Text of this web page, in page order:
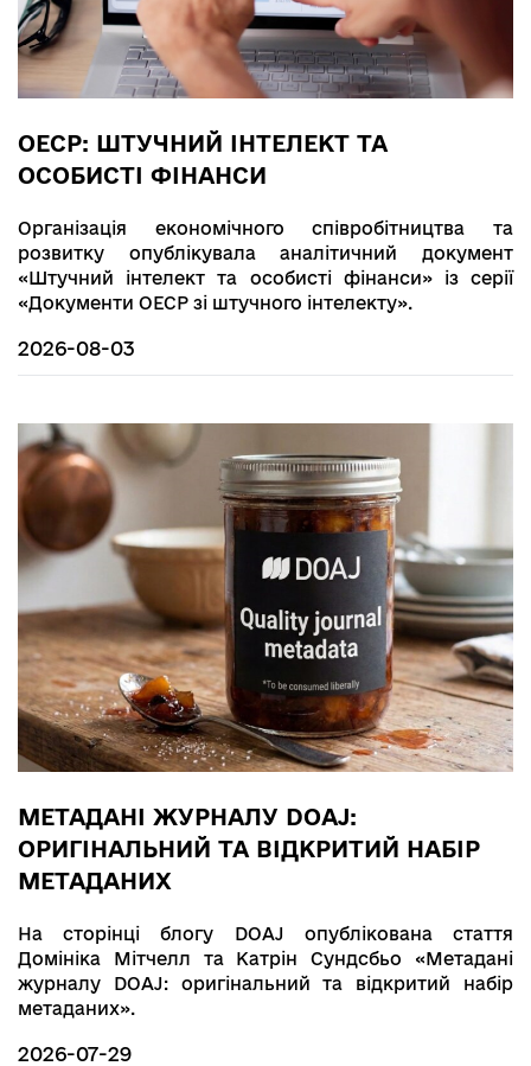
ОЕСР: ШТУЧНИЙ ІНТЕЛЕКТ ТА
ОСОБИСТІ ФІНАНСИ
Організація економічного співробітництва та
розвитку опублікувала аналітичний документ
«Штучний інтелект та особисті фінанси» із серії
«Документи ОЕСР зі штучного інтелекту».
2026-08-03
МЕТАДАНІ ЖУРНАЛУ DOAJ:
ОРИГІНАЛЬНИЙ ТА ВІДКРИТИЙ НАБІР
МЕТАДАНИХ
На сторінці блогу DOAJ опублікована стаття
Домініка Мітчелл та Катрін Сундсбьо «Метадані
журналу DOAJ: оригінальний та відкритий набір
метаданих».
2026-07-29